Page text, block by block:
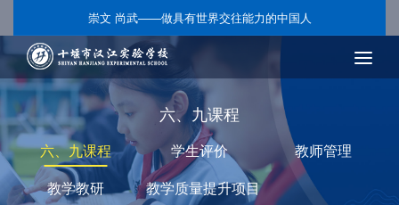
崇文 尚武——做具有世界交往能力的中国人
六、九课程
六、九课程 学生评价 教师管理
教学教研 教学质量提升项目